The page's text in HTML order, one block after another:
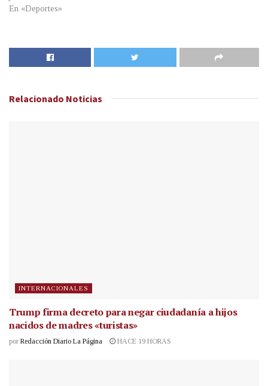
En «Deportes»
Relacionado Noticias
INTERNACIONALES
Trump firma decreto para negar ciudadanía a hijos
nacidos de madres «turistas»
por Redacción Diario La Página HACE 19 HORAS